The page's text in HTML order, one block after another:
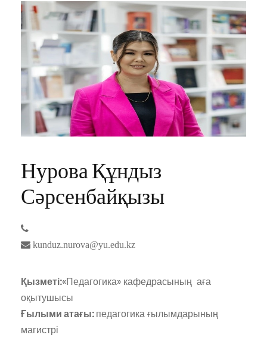
Нурова Құндыз
Сәрсенбайқызы
kunduz.nurova@yu.edu.kz
Қызметі:«Педагогика» кафедрасының аға
оқытушысы
Ғылыми атағы:педагогика ғылымдарының
магистрі